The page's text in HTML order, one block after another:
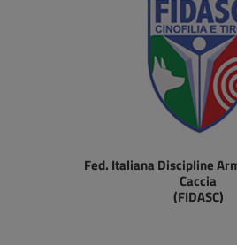
Fed. Italiana Discipline
Caccia
(FIDASC)